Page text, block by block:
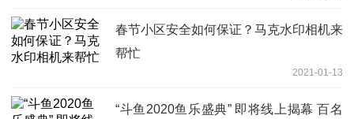
春节小区安全如何保证？马克水印相机来
帮忙
2021-01-13
“斗鱼2020鱼乐盛典” 即将线上揭幕 百名